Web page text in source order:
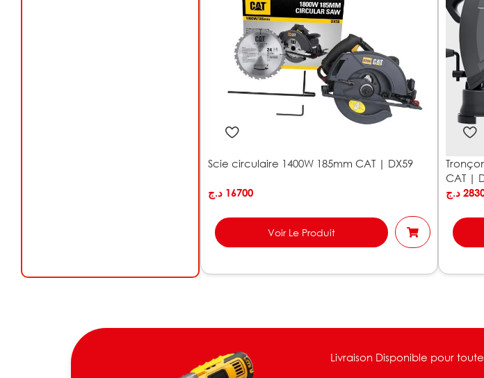
Scie circulaire 1400W 185mm CAT | DX59
16700 د.ج
Voir Le Produit
CAT |
د.ج
Livraison Disponible pour